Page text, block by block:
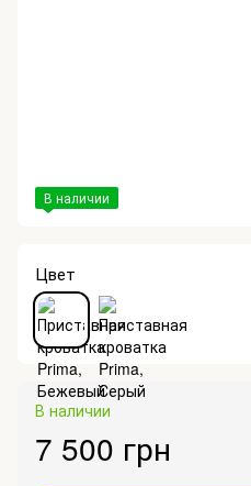
В наличии
Цвет
В наличии
7 500 грн